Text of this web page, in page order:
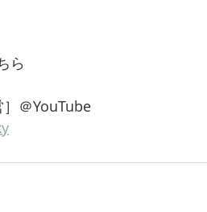
ら
＠YouTube